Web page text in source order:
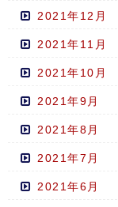
2021年12月
2021年11月
2021年10月
2021年9月
2021年8月
2021年7月
2021年6月